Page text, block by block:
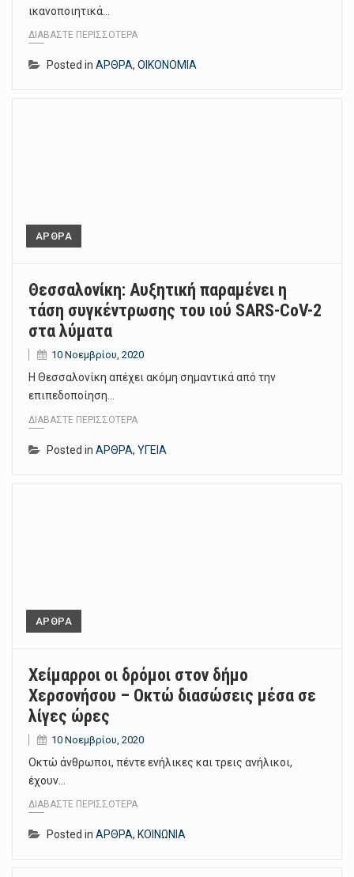
ικανοποιητικά…
ΔΙΑΒΆΣΤΕ ΠΕΡΙΣΣΌΤΕΡΑ
Posted in ΑΡΘΡΑ, ΟΙΚΟΝΟΜΙΑ
ΑΡΘΡΑ
Θεσσαλονίκη: Αυξητική παραμένει η
τάση συγκέντρωσης του ιού SARS-CoV-2
στα λύματα
10 Νοεμβρίου, 2020
Η Θεσσαλονίκη απέχει ακόμη σημαντικά από την
επιπεδοποίηση…
ΔΙΑΒΆΣΤΕ ΠΕΡΙΣΣΌΤΕΡΑ
Posted in ΑΡΘΡΑ, ΥΓΕΙΑ
ΑΡΘΡΑ
Χείμαρροι οι δρόμοι στον δήμο
Χερσονήσου – Οκτώ διασώσεις μέσα σε
λίγες ώρες
10 Νοεμβρίου, 2020
Οκτώ άνθρωποι, πέντε ενήλικες και τρεις ανήλικοι,
έχουν…
ΔΙΑΒΆΣΤΕ ΠΕΡΙΣΣΌΤΕΡΑ
Posted in ΑΡΘΡΑ, ΚΟΙΝΩΝΙΑ